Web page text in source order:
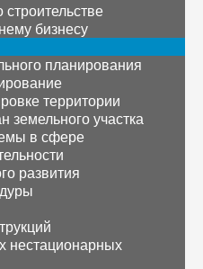
бизнесу
планирования
территории
земельного участка
в сфере
развития
нестационарных